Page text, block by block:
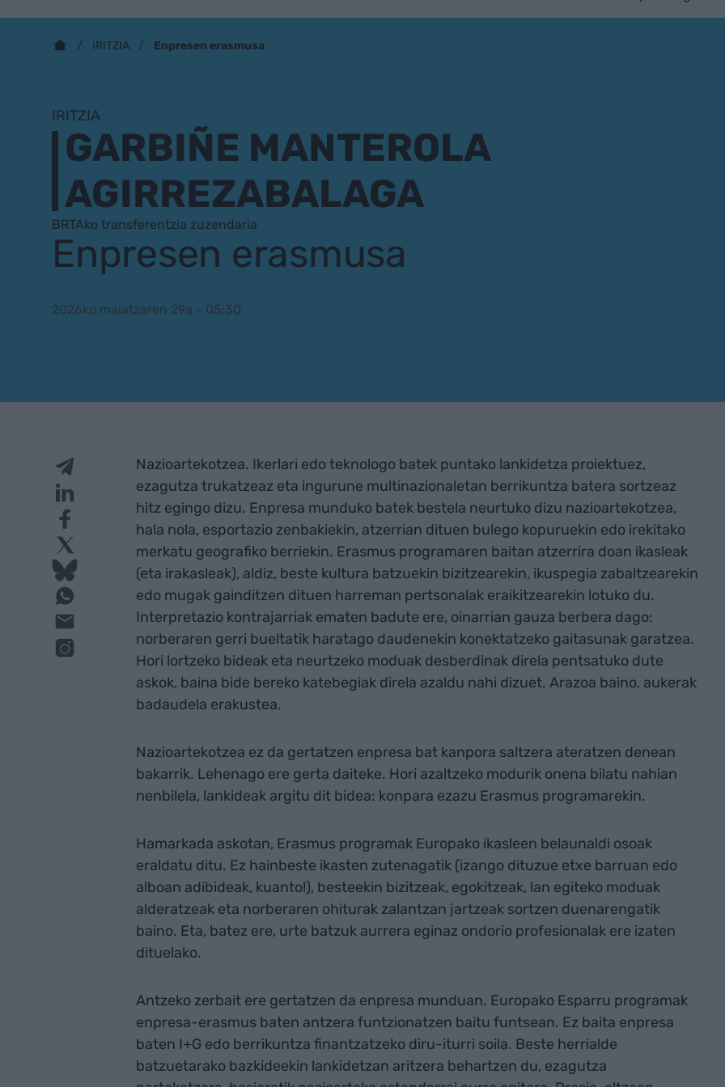
IRITZIA Enpresen erasmusa
IRITZIA
GARBIÑE MANTEROLA
AGIRREZABALAGA
BRTAko transferentzia zuzendaria
Enpresen erasmusa
2026ko maiatzaren 29a - 05:30
Nazioartekotzea. Ikerlari edo teknologo batek puntako lankidetza proiektuez,
ezagutza trukatzeaz eta ingurune multinazionaletan berrikuntza batera sortzeaz
hitz egingo dizu. Enpresa munduko batek bestela neurtuko dizu nazioartekotzea,
hala nola, esportazio zenbakiekin, atzerrian dituen bulego kopuruekin edo irekitako
merkatu geografiko berriekin. Erasmus programaren baitan atzerrira doan ikasleak
(eta irakasleak), aldiz, beste kultura batzuekin bizitzearekin, ikuspegia zabaltzearekin
edo mugak gainditzen dituen harreman pertsonalak eraikitzearekin lotuko du.
Interpretazio kontrajarriak ematen badute ere, oinarrian gauza berbera dago:
norberaren gerri bueltatik haratago daudenekin konektatzeko gaitasunak garatzea.
Hori lortzeko bideak eta neurtzeko moduak desberdinak direla pentsatuko dute
askok, baina bide bereko katebegiak direla azaldu nahi dizuet. Arazoa baino, aukerak
badaudela erakustea.
Nazioartekotzea ez da gertatzen enpresa bat kanpora saltzera ateratzen denean
bakarrik. Lehenago ere gerta daiteke. Hori azaltzeko modurik onena bilatu nahian
nenbilela, lankideak argitu dit bidea: konpara ezazu Erasmus programarekin.
Hamarkada askotan, Erasmus programak Europako ikasleen belaunaldi osoak
eraldatu ditu. Ez hainbeste ikasten zutenagatik (izango dituzue etxe barruan edo
alboan adibideak, kuanto!), besteekin bizitzeak, egokitzeak, lan egiteko moduak
alderatzeak eta norberaren ohiturak zalantzan jartzeak sortzen duenarengatik
baino. Eta, batez ere, urte batzuk aurrera eginaz ondorio profesionalak ere izaten
dituelako.
Antzeko zerbait ere gertatzen da enpresa munduan. Europako Esparru programak
enpresa-erasmus baten antzera funtzionatzen baitu funtsean. Ez baita enpresa
baten I+G edo berrikuntza finantzatzeko diru-iturri soila. Beste herrialde
batzuetarako bazkideekin lankidetzan aritzera behartzen du, ezagutza